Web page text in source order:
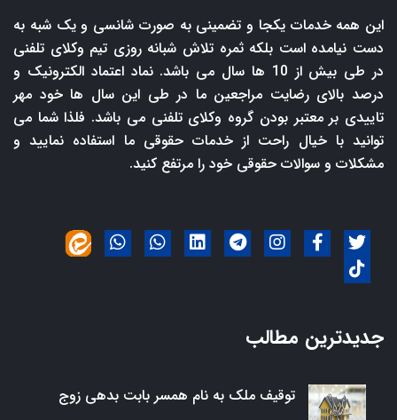
این همه خدمات یکجا و تضمینی به صورت شانسی و یک شبه به
دست نیامده است بلکه ثمره تلاش شبانه روزی تیم وکلای تلفنی
در طی بیش از 10 ها سال می باشد. نماد اعتماد الکترونیک و
درصد بالای رضایت مراجعین ما در طی این سال ها خود مهر
تاییدی بر معتبر بودن گروه وکلای تلفنی می باشد. فلذا شما می
توانید با خیال راحت از خدمات حقوقی ما استفاده نمایید و
مشکلات و سوالات حقوقی خود را مرتفع کنید.
جدیدترین مطالب
توقیف ملک به نام همسر بابت بدهی زوج